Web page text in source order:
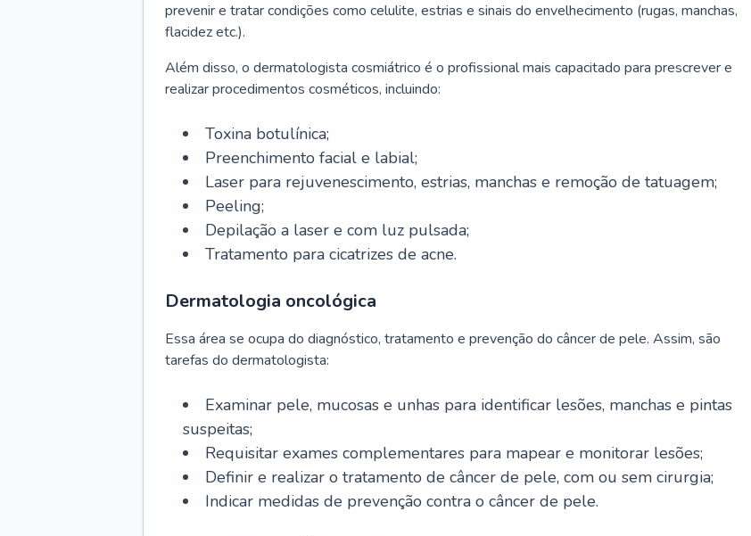
prevenir e tratar condições como celulite, estrias e sinais do envelhecimento (rugas, manchas,
flacidez etc.).
Além disso, o dermatologista cosmiátrico é o profissional mais capacitado para prescrever e
realizar procedimentos cosméticos, incluindo:
Toxina botulínica;
Preenchimento facial e labial;
Laser para rejuvenescimento, estrias, manchas e remoção de tatuagem;
Peeling;
Depilação a laser e com luz pulsada;
Tratamento para cicatrizes de acne.
Dermatologia oncológica
Essa área se ocupa do diagnóstico, tratamento e prevenção do câncer de pele. Assim, são
tarefas do dermatologista:
Examinar pele, mucosas e unhas para identificar lesões, manchas e pintas
suspeitas;
Requisitar exames complementares para mapear e monitorar lesões;
Definir e realizar o tratamento de câncer de pele, com ou sem cirurgia;
Indicar medidas de prevenção contra o câncer de pele.